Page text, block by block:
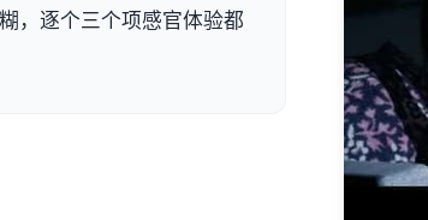
，逐个三个项感官体验都